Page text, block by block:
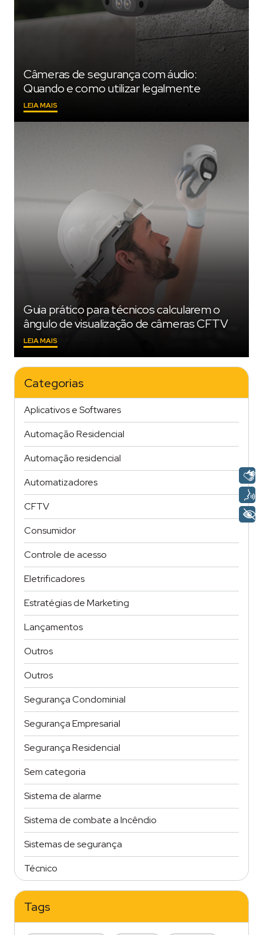
Câmeras de segurança com áudio:
Quando e como utilizar legalmente
LEIA MAIS
DE
LEGALMENTE"
Guia prático para técnicos calcularem o
ângulo de visualização de câmeras CFTV
LEIA MAIS
PRÁTICO
CALCULAREM
DE
VISUALIZAÇÃO
DE
CÂMERAS
CFTV"
Categorias
Aplicativos e Softwares
Automação Residencial
Automação residencial
Automatizadores
CFTV
Consumidor
Controle de acesso
Eletrificadores
Estratégias de Marketing
Lançamentos
Outros
Outros
Segurança Condominial
Segurança Empresarial
Segurança Residencial
Sem categoria
Sistema de alarme
Sistema de combate a Incêndio
Sistemas de segurança
Técnico
Tags